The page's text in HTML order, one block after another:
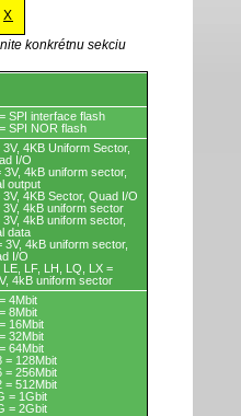
X
konkrétnu sekciu
SPI interface flash
SPI NOR flash
3V, 4KB Uniform Sector,
I/O
3V, 4kB uniform sector,
output
3V, 4KB Sector, Quad I/O
3V, 4kB uniform sector
3V, 4kB uniform sector,
data
3V, 4kB uniform sector,
I/O
LE, LF, LH, LQ, LX =
4kB uniform sector
4Mbit
8Mbit
16Mbit
32Mbit
64Mbit
= 128Mbit
= 256Mbit
= 512Mbit
= 1Gbit
= 2Gbit